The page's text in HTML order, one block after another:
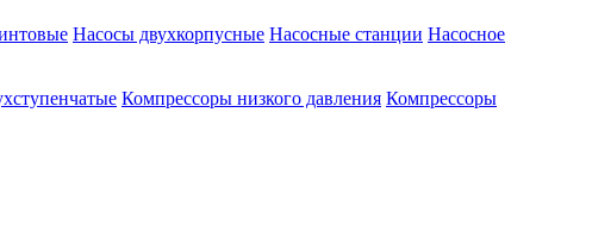
Насосы двухкорпусные Насосные станции Насосное
Компрессоры низкого давления Компрессоры